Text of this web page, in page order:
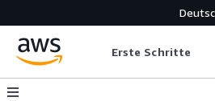
Erste Schritte